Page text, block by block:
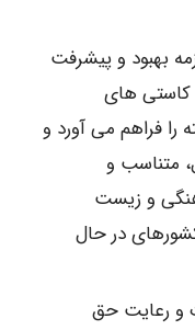
بهبود و پیشرفت
های
را فراهم می آورد و
متناسب و
و زیست
در حال
و رعایت حق